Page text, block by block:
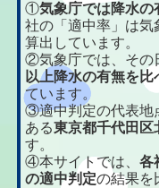
①気象庁では降水
社の「適中率」は気
算出しています。
②気象庁では、その
以上降水の有無を比
ています。
③適中判定の代表地
ある東京都千代田区
す。
④本サイトでは、各
の適中判定の結果を